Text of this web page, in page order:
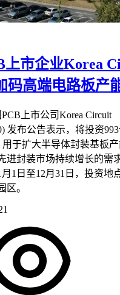
上市企业Korea
码高端电路板产
上市公司Korea Circuit
发布公告表示，将投资
用于扩大半导体封装基板
进封装市场持续增长的需
月1日至12月31日，投资地
区。